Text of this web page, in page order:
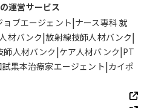
運営サービス
ョブエージェント ナース専科 就
材バンク 放射線技師人材バンク
師人材バンク ケア人材バンク PT
試黒本治療家エージェント カイポ